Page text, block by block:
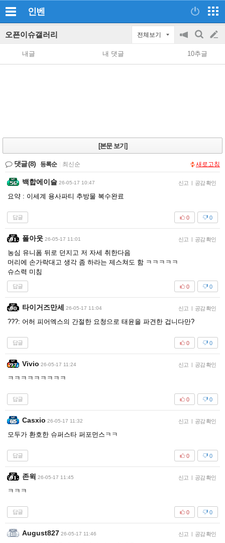
인벤
오픈이슈갤러리 전체보기
공
지
on/off
검
색
글
쓰
내글 내 댓글 10추글
[본문 보기]
댓글(8) 등록순 최신순 새로고침
백합에이슬 26-05-17 10:47 신고 | 공감 확인
요약 : 이세계 용사파티 추방물 복수완료
답글 0
0
폴아웃 26-05-17 11:01 신고 | 공감 확인
농심 유니폼 뒤로 던지고 저 자세 취한다음
머리에 손가락대고 생각 좀 하라는 제스쳐도 함 ㅋㅋㅋㅋㅋ
슈스력 미침
답글 0
0
타이거즈만세 26-05-17 11:04 신고 | 공감 확인
???: 어허 피어엑스의 간절한 요청으로 태윤을 파견한 겁니다만?
답글 0
0
Vivio 26-05-17 11:24 신고 | 공감 확인
ㅋㅋㅋㅋㅋㅋㅋㅋㅋ
답글 0
0
Casxio 26-05-17 11:32 신고 | 공감 확인
모두가 환호한 슈퍼스타 퍼포먼스ㅋㅋ
답글 0
0
존윅 26-05-17 11:45 신고 | 공감 확인
ㅋㅋㅋ
답글 0
0
August827 26-05-17 11:46 신고 | 공감 확인